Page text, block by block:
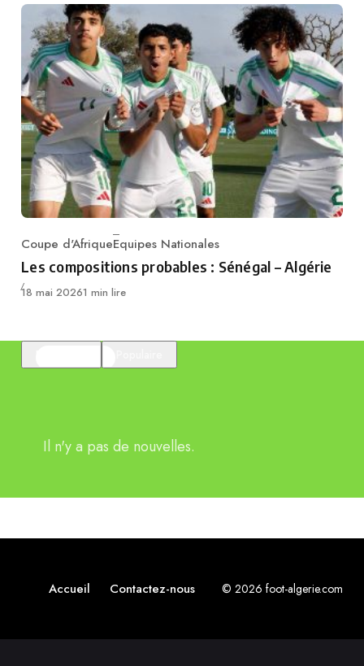
Category
Coupe d'AfriqueEquipes Nationales
Les compositions probables : Sénégal – Algérie
Publié
18 mai 20261 min lire
Il n'y a pas de nouvelles.
Accueil Contactez-nous © 2026 foot-algerie.com